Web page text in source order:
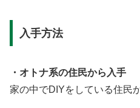
入手方法
・オトナ系の住民から入手
家の中でDIYをしている住民